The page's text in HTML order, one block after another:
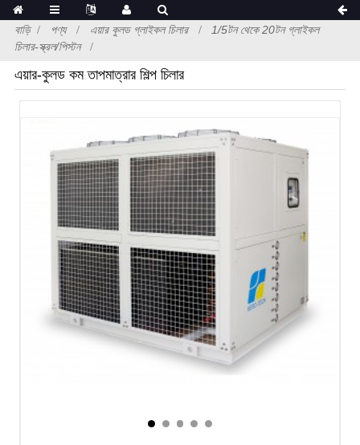
বাড়ি পণ্য এয়ার কুলড গ্লাইকল চিলার
1/5টন থেকে 20টন গ্লাইকল
চিলার-স্ক্রল/পিস্টন
এয়ার-কুলড কম তাপমাত্রার শিল্প চিলার